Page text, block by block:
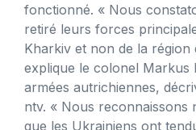
fonctionné. « Nous
retiré leurs forces
Kharkiv et non de la région
explique le colonel Markus
armées autrichiennes,
ntv. « Nous reconnaissons
que les Ukrainiens ont